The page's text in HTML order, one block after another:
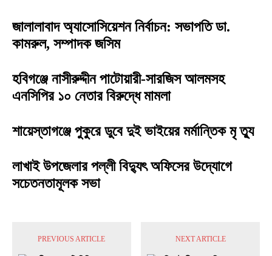
জালালাবাদ অ্যাসোসিয়েশন নির্বাচন: সভাপতি ডা.
কামরুল, সম্পাদক জসিম
হবিগঞ্জে নাসীরুদ্দীন পাটোয়ারী-সারজিস আলমসহ
এনসিপির ১০ নেতার বিরুদ্ধে মামলা
শায়েস্তাগঞ্জে পুকুরে ডুবে দুই ভাইয়ের মর্মান্তিক মৃ ত্যু
লাখাই উপজেলার পল্লী বিদ্যুৎ অফিসের উদ্যোগে
সচেতনতামূলক সভা
PREVIOUS ARTICLE NEXT ARTICLE